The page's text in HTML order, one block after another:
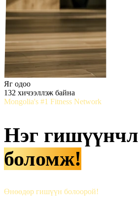
Яг одоо
133 хичээллэж байна
Mongolia's #1 Fitness Network
Нэг
боломж!
Өнөөдөр гишүүн болоорой!